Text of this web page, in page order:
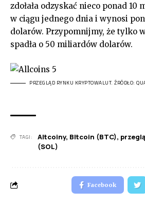
zdołała odzyskać nieco ponad
w ciągu jednego dnia i wynosi
dolarów. Przypomnijmy, że tylko
spadła o 50 miliardów dolarów.
PRZEGLĄD RYNKU KRYPTOWALUT. ŹRÓDŁO:
TAGI: Altcoiny, BItcoin (BTC),
(SOL)
Facebook